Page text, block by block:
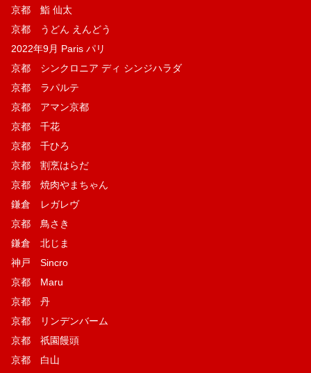
京都 鮨 仙太
京都 うどん えんどう
2022年9月 Paris パリ
京都 シンクロニア ディ シンジハラダ
京都 ラパルテ
京都 アマン京都
京都 千花
京都 千ひろ
京都 割烹はらだ
京都 焼肉やまちゃん
鎌倉 レガレヴ
京都 鳥さき
鎌倉 北じま
神戸 Sincro
京都 Maru
京都 丹
京都 リンデンバーム
京都 祇園饅頭
京都 白山